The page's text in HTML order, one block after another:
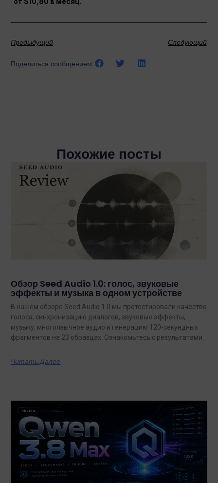
Предыдущий Следующий
Поделиться сообщением:
Похожие посты
Обзор Seed Audio 1.0: голос, звуковые
эффекты и музыка в одном устройстве
В нашем обзоре Seed Audio 1.0 мы протестировали качество
голоса, синхронизацию диалогов, звуковые эффекты,
музыку, многоязычное аудио и генерацию 120-секундных
фрагментов на 23 образцах. Ознакомьтесь с результатами.
Читать Далее